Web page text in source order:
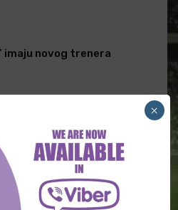
imaju novog trenera
selektor Italije
×